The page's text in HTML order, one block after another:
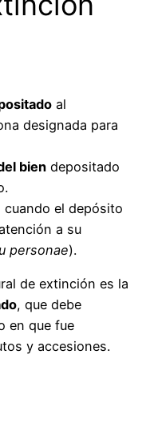
al
designada para
bien depositado
cuando el depósito
a su
personae).
de extinción es la
, que debe
en que fue
y accesiones.